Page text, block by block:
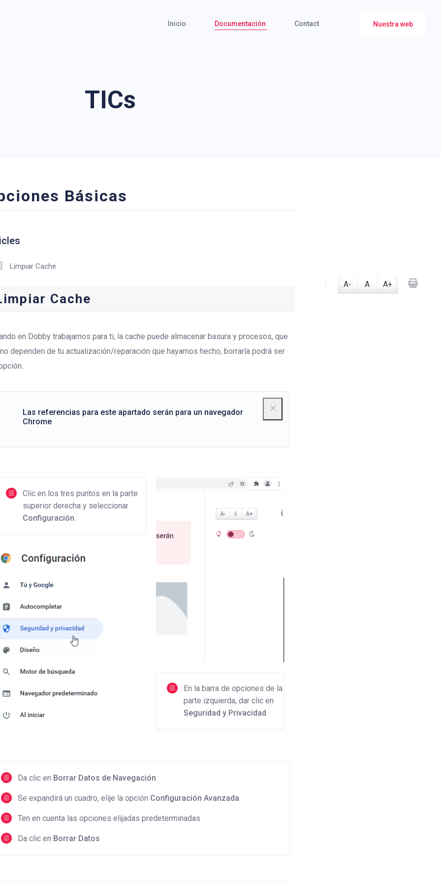
Inicio Documentación Contact Nuestra web
TICs
Básicas
Limpiar Cache
Cache
en Dobby trabajamos para ti, la cache puede almacenar basura y procesos, que
dependen de tu actualización/reparación que hayamos hecho, borrarla podrá ser
Las referencias para este apartado serán para un navegador
Chrome
Clic en los tres puntos en la parte
superior derecha y seleccionar
Configuración.
En la barra de opciones de la
parte izquierda, dar clic en
Seguridad y Privacidad
Da clic en Borrar Datos de Navegación
Se expandirá un cuadro, elije la opción Configuración Avanzada
Ten en cuenta las opciones elijadas predeterminadas
Da clic en Borrar Datos
A- A A+